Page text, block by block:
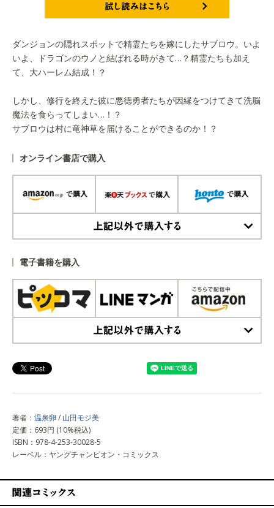
ダンジョンの隠れスポットで精霊たちを嫁にしたサブロウ。いよ
いよ、ドラゴンのウノと結ばれる時がきて…？精霊たちも加え
て、大ハーレム結成！？
しかし、修行を終えた彼に悪徳勇者たちが因縁をつけてきて洗脳
魔法を食らってしまい…！？
サブロウは村に竜神草を届けることができるのか！？
オンライン書店で購入
電子書籍を購入
著者： 温泉卵 / 山田モジ美
定価：693円 (10%税込)
ISBN：978-4-253-30028-5
レーベル：ヤングチャンピオン・コミックス